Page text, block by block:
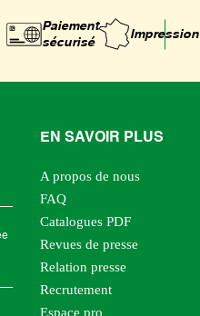
Paiement
sécurisé
Impression
EN SAVOIR PLUS
A propos de nous
FAQ
Catalogues PDF
Revues de presse
Relation presse
Recrutement
Espace pro